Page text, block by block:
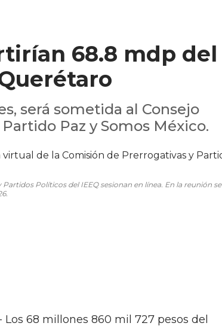
68.8 mdp del
será sometida al Consejo
Paz y Somos México.
Políticos del IEEQ sesionan en línea. En la reunión se
68 millones 860 mil 727 pesos del